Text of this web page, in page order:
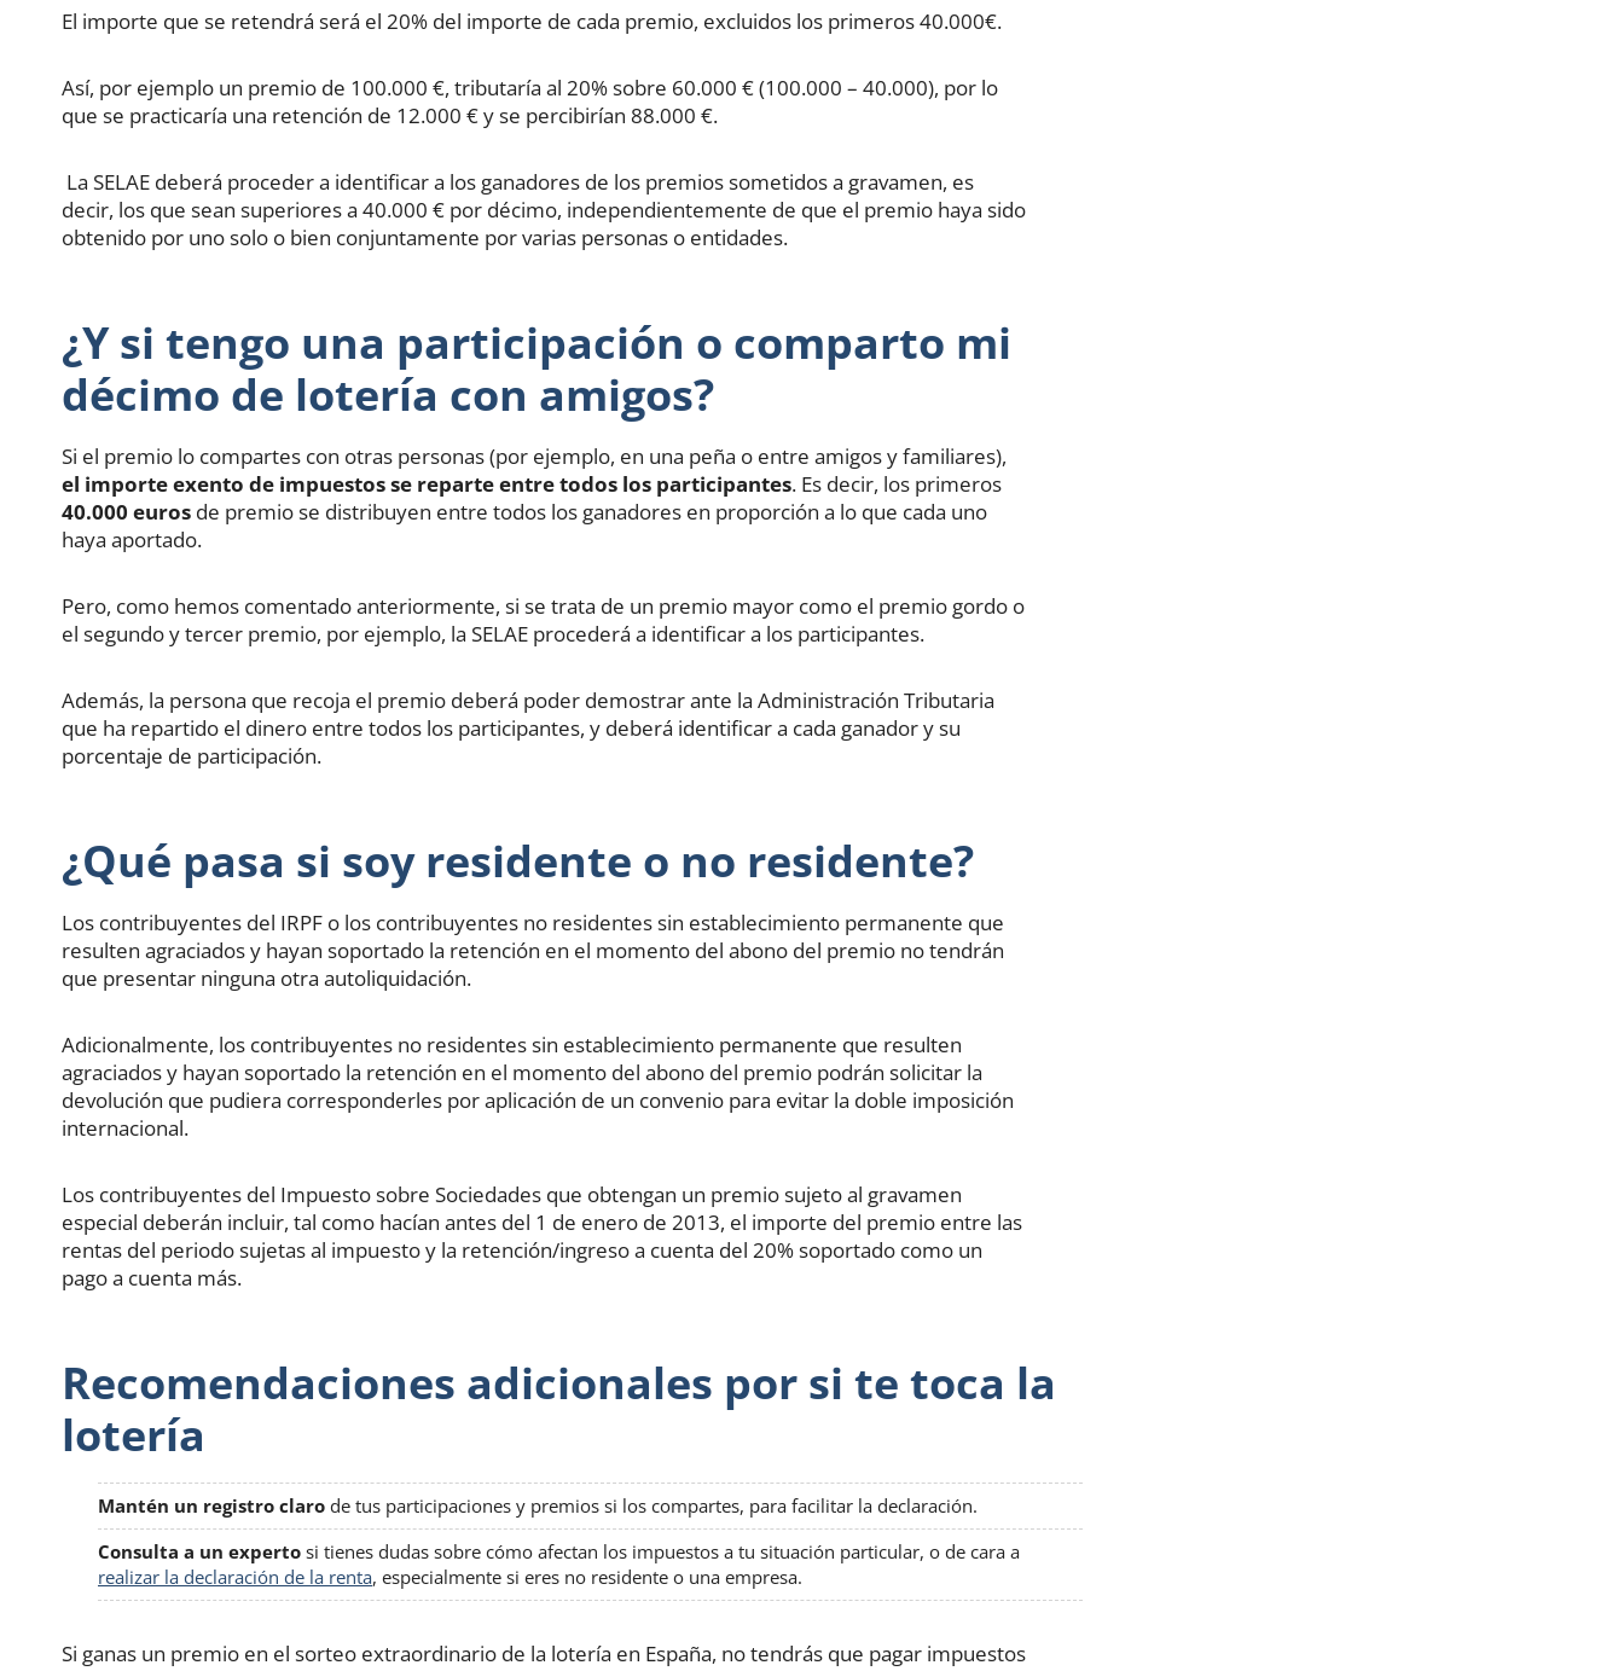
El importe que se retendrá será el 20% del importe de cada premio, excluidos los primeros 40.000€.
Así, por ejemplo un premio de 100.000 €, tributaría al 20% sobre 60.000 € (100.000 – 40.000), por lo
que se practicaría una retención de 12.000 € y se percibirían 88.000 €.
La SELAE deberá proceder a identificar a los ganadores de los premios sometidos a gravamen, es
decir, los que sean superiores a 40.000 € por décimo, independientemente de que el premio haya sido
obtenido por uno solo o bien conjuntamente por varias personas o entidades.
¿Y si tengo una participación o comparto mi
décimo de lotería con amigos?
Si el premio lo compartes con otras personas (por ejemplo, en una peña o entre amigos y familiares),
el importe exento de impuestos se reparte entre todos los participantes. Es decir, los primeros
40.000 euros de premio se distribuyen entre todos los ganadores en proporción a lo que cada uno
haya aportado.
Pero, como hemos comentado anteriormente, si se trata de un premio mayor como el premio gordo o
el segundo y tercer premio, por ejemplo, la SELAE procederá a identificar a los participantes.
Además, la persona que recoja el premio deberá poder demostrar ante la Administración Tributaria
que ha repartido el dinero entre todos los participantes, y deberá identificar a cada ganador y su
porcentaje de participación.
¿Qué pasa si soy residente o no residente?
Los contribuyentes del IRPF o los contribuyentes no residentes sin establecimiento permanente que
resulten agraciados y hayan soportado la retención en el momento del abono del premio no tendrán
que presentar ninguna otra autoliquidación.
Adicionalmente, los contribuyentes no residentes sin establecimiento permanente que resulten
agraciados y hayan soportado la retención en el momento del abono del premio podrán solicitar la
devolución que pudiera corresponderles por aplicación de un convenio para evitar la doble imposición
internacional.
Los contribuyentes del Impuesto sobre Sociedades que obtengan un premio sujeto al gravamen
especial deberán incluir, tal como hacían antes del 1 de enero de 2013, el importe del premio entre las
rentas del periodo sujetas al impuesto y la retención/ingreso a cuenta del 20% soportado como un
pago a cuenta más.
Recomendaciones adicionales por si te toca la
lotería
Mantén un registro claro de tus participaciones y premios si los compartes, para facilitar la declaración.
Consulta a un experto si tienes dudas sobre cómo afectan los impuestos a tu situación particular, o de cara a
realizar la declaración de la renta, especialmente si eres no residente o una empresa.
Si ganas un premio en el sorteo extraordinario de la lotería en España, no tendrás que pagar impuestos